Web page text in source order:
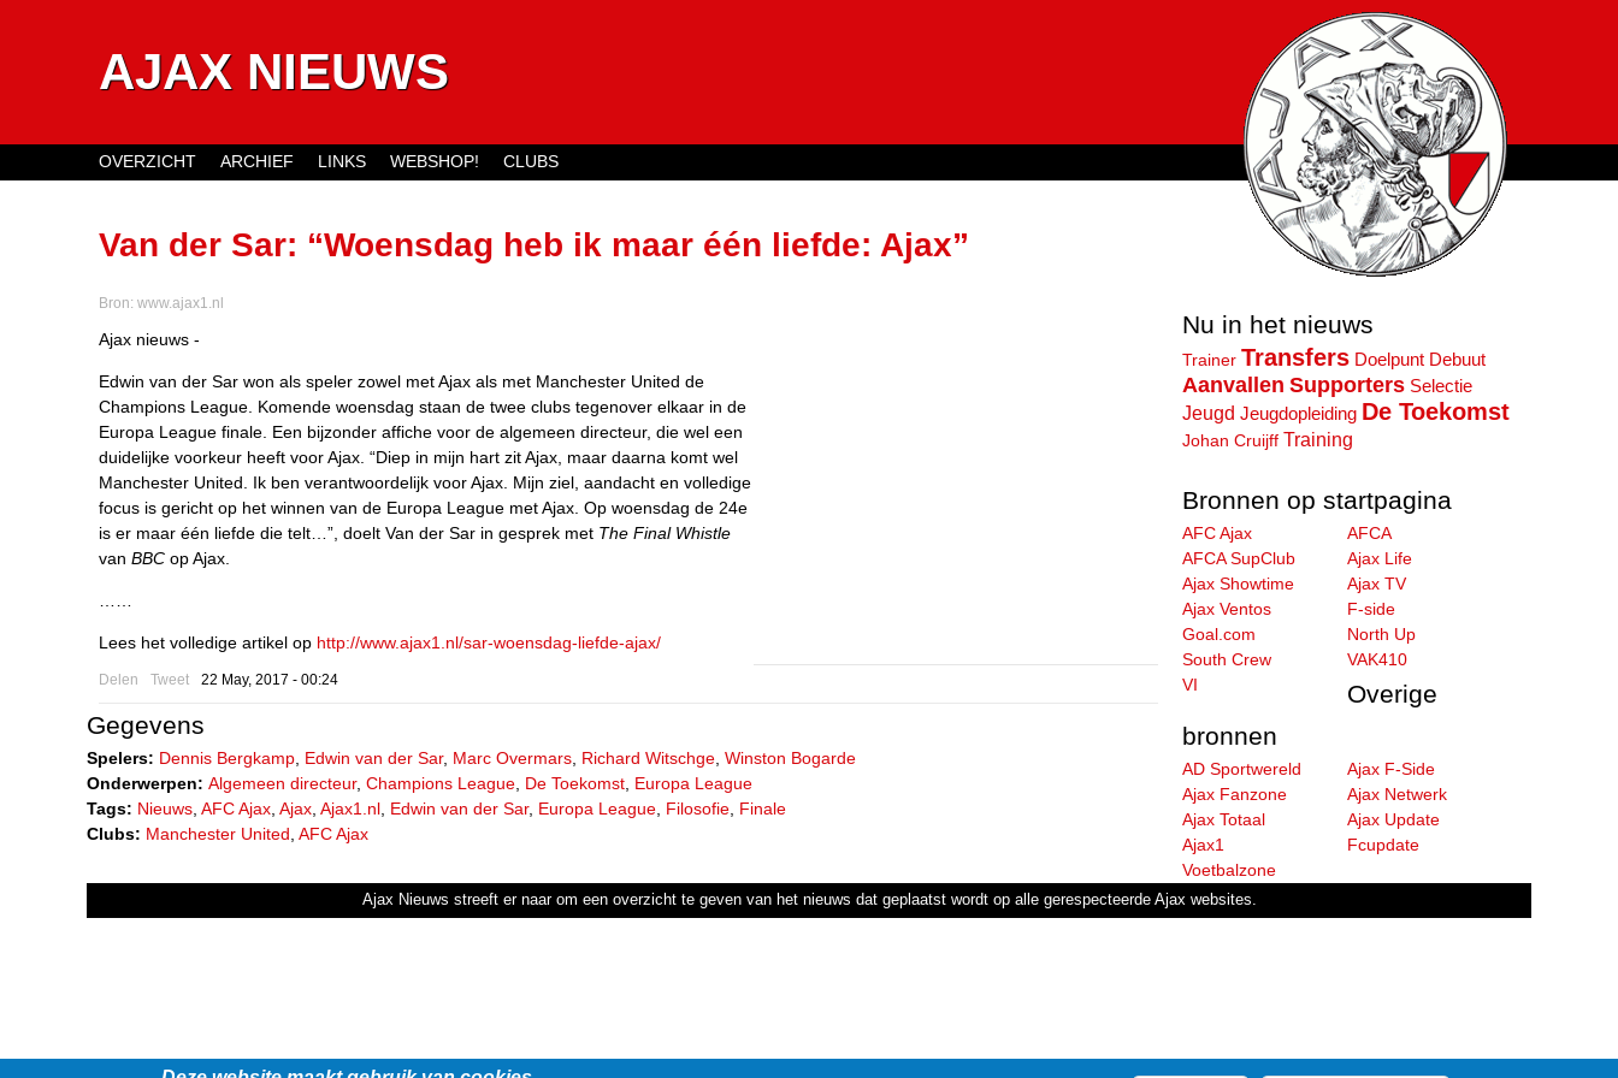
AJAX NIEUWS
Van der Sar: “Woensdag heb ik maar één liefde: Ajax”
Bron: www.ajax1.nl
Ajax nieuws -
Edwin van der Sar won als speler zowel met Ajax als met Manchester United de
Champions League. Komende woensdag staan de twee clubs tegenover elkaar in de
Europa League finale. Een bijzonder affiche voor de algemeen directeur, die wel een
duidelijke voorkeur heeft voor Ajax. “Diep in mijn hart zit Ajax, maar daarna komt wel
Manchester United. Ik ben verantwoordelijk voor Ajax. Mijn ziel, aandacht en volledige
focus is gericht op het winnen van de Europa League met Ajax. Op woensdag de 24e
is er maar één liefde die telt…”, doelt Van der Sar in gesprek met The Final Whistle
van BBC op Ajax.
Lees het volledige artikel op http://www.ajax1.nl/sar-woensdag-liefde-ajax/
Delen Tweet 22 May, 2017 - 00:24
Gegevens
Spelers: Dennis Bergkamp Edwin van der Sar, Marc Overmars Richard Witschge Winston Bogarde
Onderwerpen: Algemeen directeur, Champions League De Toekomst Europa League
Tags: Nieuws AFC Ajax Ajax Ajax1.nl Edwin van der Sar, Europa League Filosofie Finale
Clubs: Manchester United AFC Ajax
OVERZICHT ARCHIEF LINKS WEBSHOP! CLUBS
Nu in het nieuws
Trainer Transfers Doelpunt Debuut
Aanvallen Supporters Selectie
Jeugd Jeugdopleiding De Toekomst
Johan Cruijff Training
Bronnen op startpagina
AFC Ajax
AFCA
AFCA SupClub
Ajax Life
Ajax Showtime
Ajax TV
Ajax Ventos
F-side
Goal.com
North Up
South Crew
VAK410
VI
Overige
bronnen
AD Sportwereld
Ajax F-Side
Ajax Fanzone
Ajax Netwerk
Ajax Totaal
Ajax Update
Ajax1
Fcupdate
Voetbalzone
Ajax Nieuws streeft er naar om een overzicht te geven van het nieuws dat geplaatst wordt op alle gerespecteerde Ajax websites.